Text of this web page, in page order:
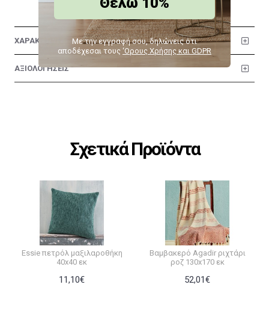
ΧΑΡΑΚΤΗΡΙΣΤΙΚΑ
ΑΞΙΟΛΟΓΗΣΕΙΣ
Σχετικά Προϊόντα
Essie πετρόλ μαξιλαροθήκη
40x40 εκ
11,10€
Βαμβακερό Agadir ριχτάρι
ροζ 130x170 εκ
52,01€
Με την εγγραφή σου, δηλώνεις ότι
αποδέχεσαι τους ‘Ορους Χρήσης και GDPR